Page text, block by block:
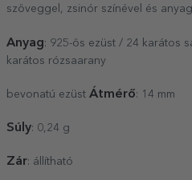
szöveggel, zsinór színével és
Anyag: 925-ös ezüst / 24 karátos
karátos rózsaarany
bevonatú ezüst Átmérő: 14 mm
Súly: 0,24 g
Zár: állítható